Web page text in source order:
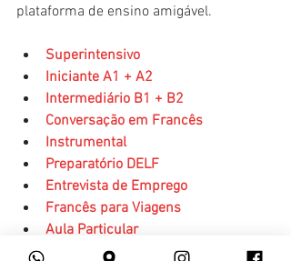
plataforma de ensino amigável.
Superintensivo
Iniciante A1 + A2
Intermediário B1 + B2
Conversação em Francês
Instrumental
Preparatório DELF
Entrevista de Emprego
Francês para Viagens
Aula Particular
cursos online
frances